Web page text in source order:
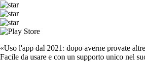
«Uso l'app dal 2021: dopo averne provate
Facile da usare e con un supporto unico nel